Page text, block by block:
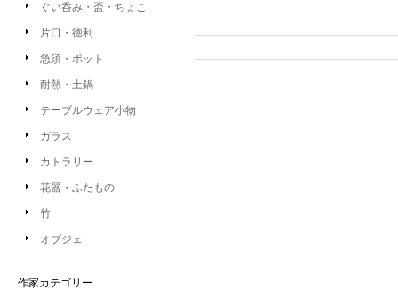
ぐい呑み・盃・ちょこ
片口・徳利
急須・ポット
耐熱・土鍋
テーブルウェア小物
ガラス
カトラリー
花器・ふたもの
竹
オブジェ
作家カテゴリー